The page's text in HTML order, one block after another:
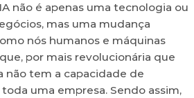
não é apenas uma tecnologia ou
mas uma mudança
nós humanos e máquinas
por mais revolucionária que
não tem a capacidade de
uma empresa. Sendo assim,